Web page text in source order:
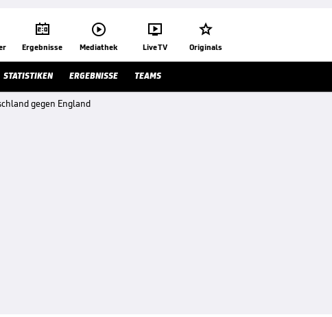

Ergebnisse

Mediathek

Live TV

Originals
STATISTIKEN ERGEBNISSE TEAMS
gegen England